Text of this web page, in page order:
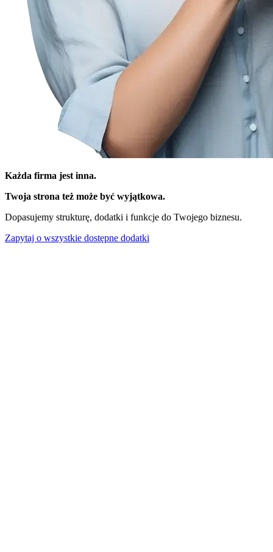
Każda firma jest inna.
Twoja strona też może być wyjątkowa.
Dopasujemy strukturę, dodatki i funkcje do Twojego biznesu.
Zapytaj o wszystkie dostępne dodatki